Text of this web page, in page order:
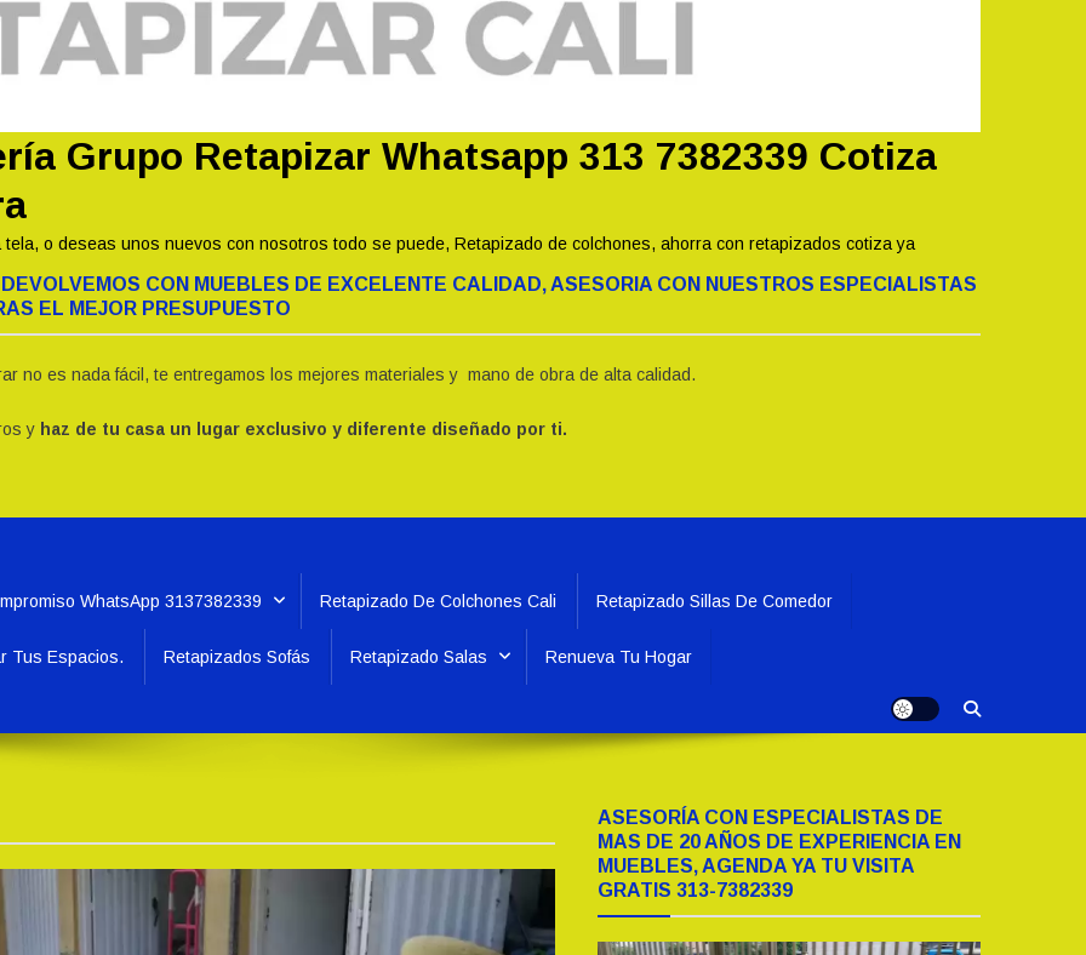
Grupo Retapizar Whatsapp 313 7382339 Cotiza
o deseas unos nuevos con nosotros todo se puede, Retapizado de colchones, ahorra con retapizados cotiza ya
CON MUEBLES DE EXCELENTE CALIDAD, ASESORIA CON NUESTROS ESPECIALISTAS
EL MEJOR PRESUPUESTO
no es nada fácil, te entregamos los mejores materiales y mano de obra de alta calidad.
y haz de tu casa un lugar exclusivo y diferente diseñado por ti.
WhatsApp 3137382339 Retapizado De Colchones Cali Retapizado Sillas De Comedor
Tus Espacios. Retapizados Sofás Retapizado Salas Renueva Tu Hogar
ASESORÍA CON ESPECIALISTAS DE
MAS DE 20 AÑOS DE EXPERIENCIA EN
MUEBLES, AGENDA YA TU VISITA
GRATIS 313-7382339